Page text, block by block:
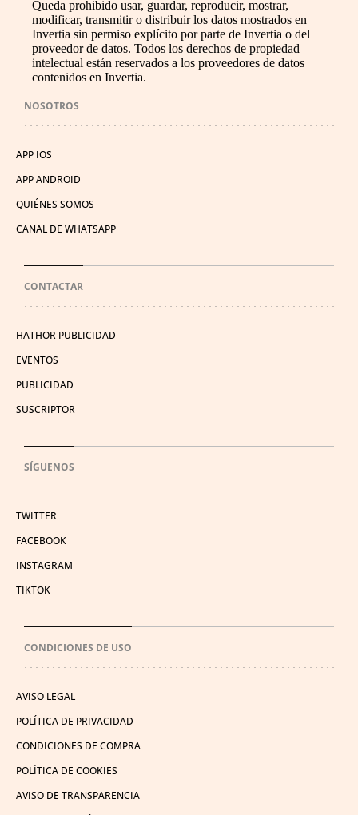
Queda prohibido usar, guardar, reproducir, mostrar,
modificar, transmitir o distribuir los datos mostrados en
Invertia sin permiso explícito por parte de Invertia o del
proveedor de datos. Todos los derechos de propiedad
intelectual están reservados a los proveedores de datos
contenidos en Invertia.
NOSOTROS
APP IOS
APP ANDROID
QUIÉNES SOMOS
CANAL DE WHATSAPP
CONTACTAR
HATHOR PUBLICIDAD
EVENTOS
PUBLICIDAD
SUSCRIPTOR
SÍGUENOS
TWITTER
FACEBOOK
INSTAGRAM
TIKTOK
CONDICIONES DE USO
AVISO LEGAL
POLÍTICA DE PRIVACIDAD
CONDICIONES DE COMPRA
POLÍTICA DE COOKIES
AVISO DE TRANSPARENCIA